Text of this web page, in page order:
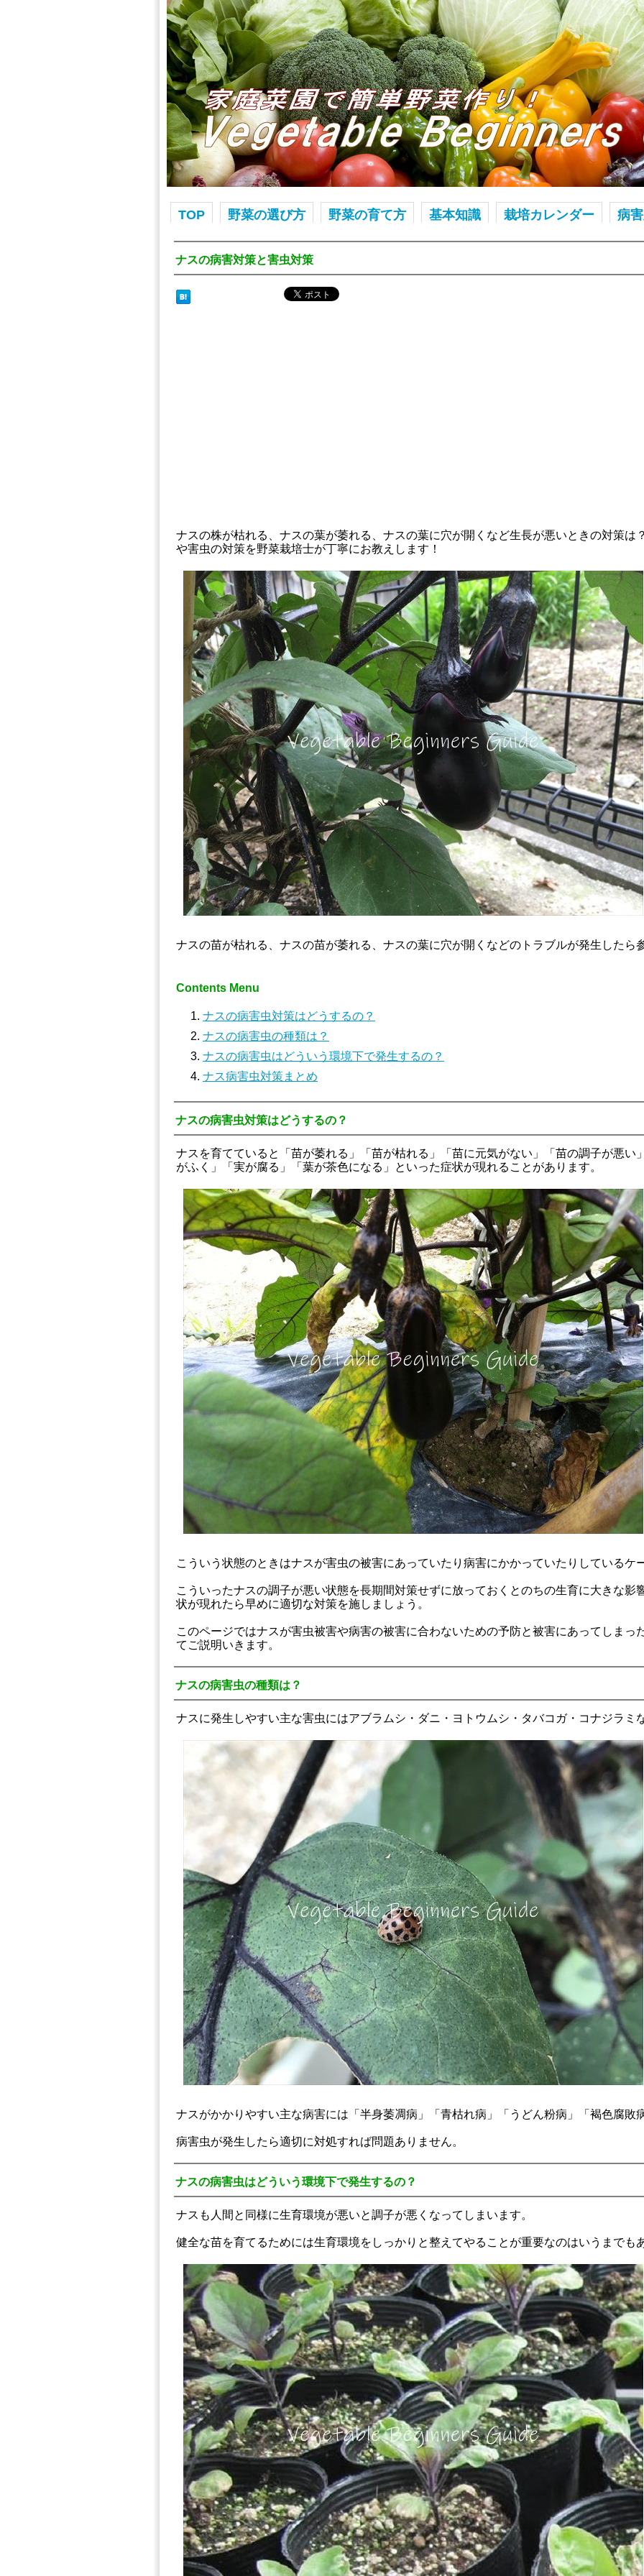
ナスの病害対策と害虫対策
ナスの株が枯れる、ナスの葉が萎れる、ナスの葉に穴が開くなど生長が悪いときの対策は
や害虫の対策を野菜栽培士が丁寧にお教えします！
ナスの苗が枯れる、ナスの苗が萎れる、ナスの葉に穴が開くなどのトラブルが発生したら
Contents Menu
ナスの病害虫対策はどうするの？
ナスの病害虫の種類は？
ナスの病害虫はどういう環境下で発生するの？
ナス病害虫対策まとめ
ナスの病害虫対策はどうするの？
ナスを育てていると「苗が萎れる」「苗が枯れる」「苗に元気がない」「苗の調子が悪い
がふく」「実が腐る」「葉が茶色になる」といった症状が現れることがあります。
こういう状態のときはナスが害虫の被害にあっていたり病害にかかっていたりしているケ
こういったナスの調子が悪い状態を長期間対策せずに放っておくとのちの生育に大きな影
状が現れたら早めに適切な対策を施しましょう。
このページではナスが害虫被害や病害の被害に合わないための予防と被害にあってしまっ
てご説明いきます。
ナスの病害虫の種類は？
ナスに発生しやすい主な害虫にはアブラムシ・ダニ・ヨトウムシ・タバコガ・コナジラミ
ナスがかかりやすい主な病害には「半身萎凋病」「青枯れ病」「うどん粉病」「褐色腐敗
病害虫が発生したら適切に対処すれば問題ありません。
ナスの病害虫はどういう環境下で発生するの？
ナスも人間と同様に生育環境が悪いと調子が悪くなってしまいます。
健全な苗を育てるためには生育環境をしっかりと整えてやることが重要なのはいうまでも
TOP 野菜の選び方 野菜の育て方 基本知識 栽培カレンダー 病